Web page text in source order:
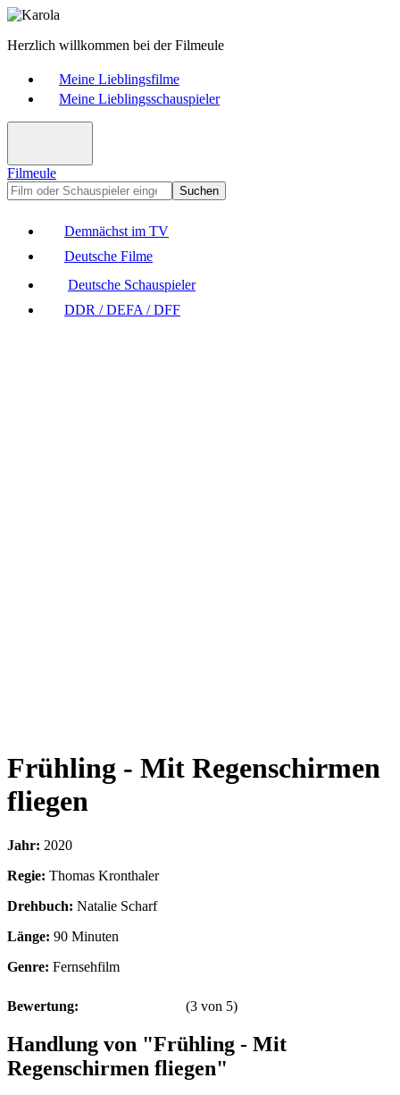
Herzlich willkommen bei der Filmeule
Meine Lieblingsfilme
Meine Lieblingsschauspieler
Filmeule
Suchen
Demnächst im TV
Deutsche Filme
Deutsche Schauspieler
DDR / DEFA / DFF
Frühling - Mit Regenschirmen
fliegen
Jahr: 2020
Regie: Thomas Kronthaler
Drehbuch: Natalie Scharf
Länge: 90 Minuten
Genre: Fernsehfilm
Bewertung: (3 von 5)
Handlung von "Frühling - Mit
Regenschirmen fliegen"